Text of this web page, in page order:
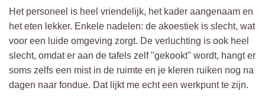
Het personeel is heel vriendelijk, het kader aangenaam en
het eten lekker. Enkele nadelen: de akoestiek is slecht, wat
voor een luide omgeving zorgt. De verluchting is ook heel
slecht, omdat er aan de tafels zelf "gekookt" wordt, hangt er
soms zelfs een mist in de ruimte en je kleren ruiken nog na
dagen naar fondue. Dat lijkt me echt een werkpunt te zijn.